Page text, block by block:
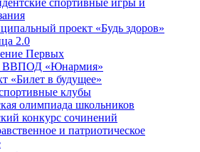
спортивные игры и
проект «Будь здоров»
2.0
Первых
ВВПОД «Юнармия»
«Билет в будущее»
клубы
олимпиада школьников
конкурс сочинений
и патриотическое